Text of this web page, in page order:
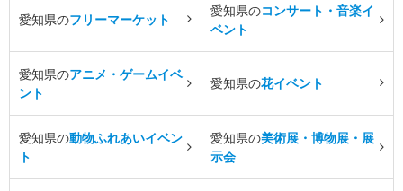
愛知県のフリーマーケット
愛知県のコンサート・音楽イ
ベント
愛知県のアニメ・ゲームイベ
ント
愛知県の花イベント
愛知県の動物ふれあいイベン
ト
愛知県の美術展・博物展・展
示会